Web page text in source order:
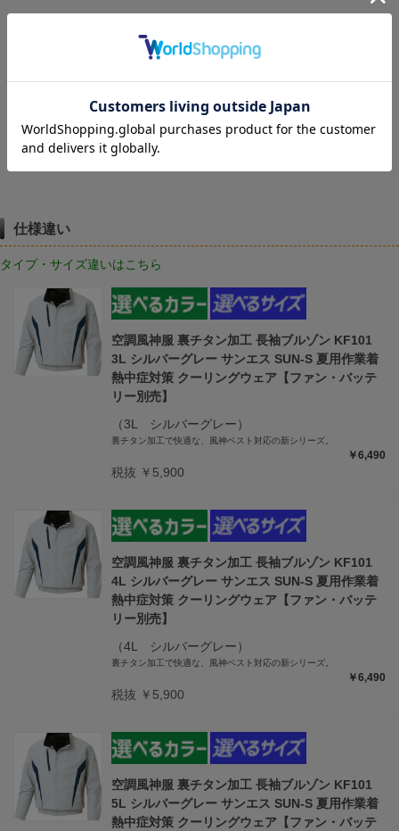
レビューを書く
仕様違い
タイプ・サイズ違いはこちら
空調風神服 裏チタン加工 長袖ブルゾン KF101
3L シルバーグレー サンエス SUN-S 夏用作業着
熱中症対策 クーリングウェア【ファン・バッテ
リー別売】
（3L シルバーグレー）
裏チタン加工で快適な、風神ベスト対応の新シリーズ。
￥6,490
税抜 ￥5,900
空調風神服 裏チタン加工 長袖ブルゾン KF101
4L シルバーグレー サンエス SUN-S 夏用作業着
熱中症対策 クーリングウェア【ファン・バッテ
リー別売】
（4L シルバーグレー）
裏チタン加工で快適な、風神ベスト対応の新シリーズ。
￥6,490
税抜 ￥5,900
空調風神服 裏チタン加工 長袖ブルゾン KF101
5L シルバーグレー サンエス SUN-S 夏用作業着
熱中症対策 クーリングウェア【ファン・バッテ